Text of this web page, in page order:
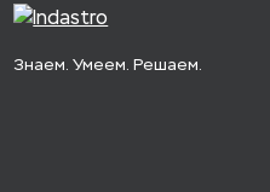
Знаем. Умеем. Решаем.